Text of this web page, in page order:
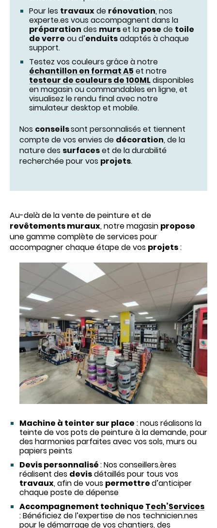
Pour les travauxde rénovation, nos
experte.es vous accompagnent dans la
préparation des murset la pose de toile
de verre ou d’enduitsadaptés à chaque
support.
Testez vos couleurs grâce à notre
échantillon en format A5 et notre
testeur de couleurs de 100MLdisponibles
en magasin ou commandables en ligne, et
visualisez le rendu final avec notre
simulateur desktop et mobile.
Nos conseilssont personnalisés et tiennent
compte de vos envies de décoration, de la
nature des surfaceset de la durabilité
recherchée pour vos projets.
Au-delà de la vente de peinture et de
revêtements muraux, notre magasin propose
une gamme complète de services pour
accompagner chaque étape de vos projets:
Machine à teinter sur place : nous réalisons la
teinte de vos pots de peinture à la demande, pour
des harmonies parfaites avec vos sols, murs ou
papiers peints
Devis personnalisé: Nos conseillers.ères
réalisent des devisdétaillés pour tous vos
travaux, afin de vous permettred’anticiper
chaque poste de dépense
Accompagnement technique Tech’Services
: Bénéficiez de l’expertise de nos technicien.nes
pour le démarrage de vos chantiers, des